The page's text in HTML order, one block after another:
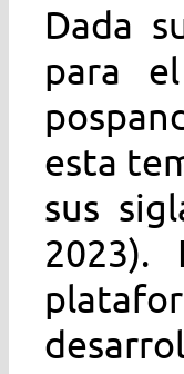
Dada
para
esta
sus
2023).